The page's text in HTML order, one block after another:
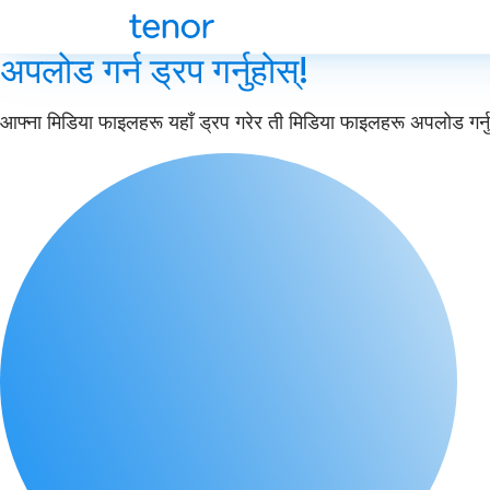
अपलोड गर्न ड्रप गर्नुहोस्!
आफ्ना मिडिया फाइलहरू यहाँ ड्रप गरेर ती मिडिया फाइलहरू अपलोड